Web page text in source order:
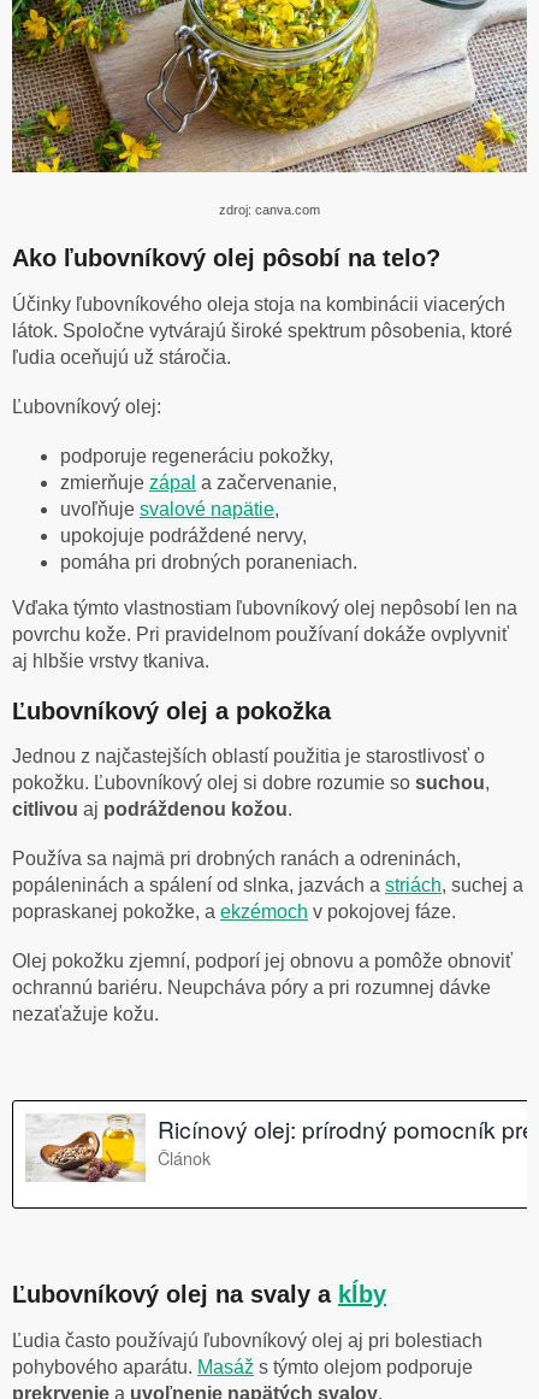
zdroj: canva.com
Ako ľubovníkový olej pôsobí na telo?
Účinky ľubovníkového oleja stoja na kombinácii viacerých
látok. Spoločne vytvárajú široké spektrum pôsobenia, ktoré
ľudia oceňujú už stáročia.
Ľubovníkový olej:
podporuje regeneráciu pokožky,
zmierňuje zápal a začervenanie,
uvoľňuje svalové napätie,
upokojuje podráždené nervy,
pomáha pri drobných poraneniach.
Vďaka týmto vlastnostiam ľubovníkový olej nepôsobí len na
povrchu kože. Pri pravidelnom používaní dokáže ovplyvniť
aj hlbšie vrstvy tkaniva.
Ľubovníkový olej a pokožka
Jednou z najčastejších oblastí použitia je starostlivosť o
pokožku. Ľubovníkový olej si dobre rozumie so suchou,
citlivou aj podráždenou kožou.
Používa sa najmä pri drobných ranách a odreninách,
popáleninách a spálení od slnka, jazvách a striách, suchej a
popraskanej pokožke, a ekzémoch v pokojovej fáze.
Olej pokožku zjemní, podporí jej obnovu a pomôže obnoviť
ochrannú bariéru. Neupcháva póry a pri rozumnej dávke
nezaťažuje kožu.
Ľubovníkový olej na svaly a kĺby
Ľudia často používajú ľubovníkový olej aj pri bolestiach
pohybového aparátu. Masáž s týmto olejom podporuje
prekrvenie a uvoľnenie napätých svalov.